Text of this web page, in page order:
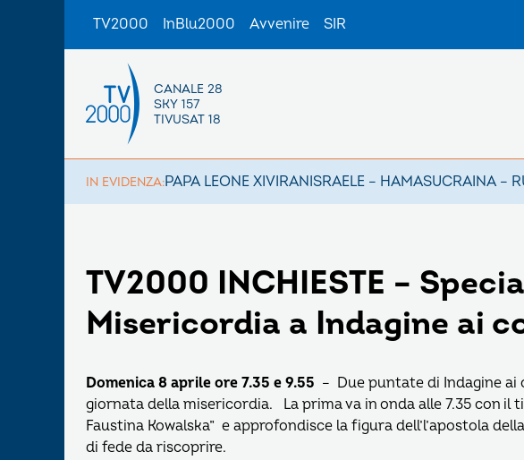
TV2000 InBlu2000 Avvenire SIR
CANALE 28
SKY 157
TIVUSAT 18
IN EVIDENZA:PAPA LEONE XIVIRANISRAELE – HAMASUCRAINA –
TV2000 INCHIESTE –
Misericordia a Indagine ai
Domenica 8 aprile ore 7.35 e 9.55 – Due puntate di Indagine ai
giornata della misericordia. La prima va in onda alle 7.35 con il
Faustina Kowalska” e approfondisce la figura dell’l’apostola
di fede da riscoprire.